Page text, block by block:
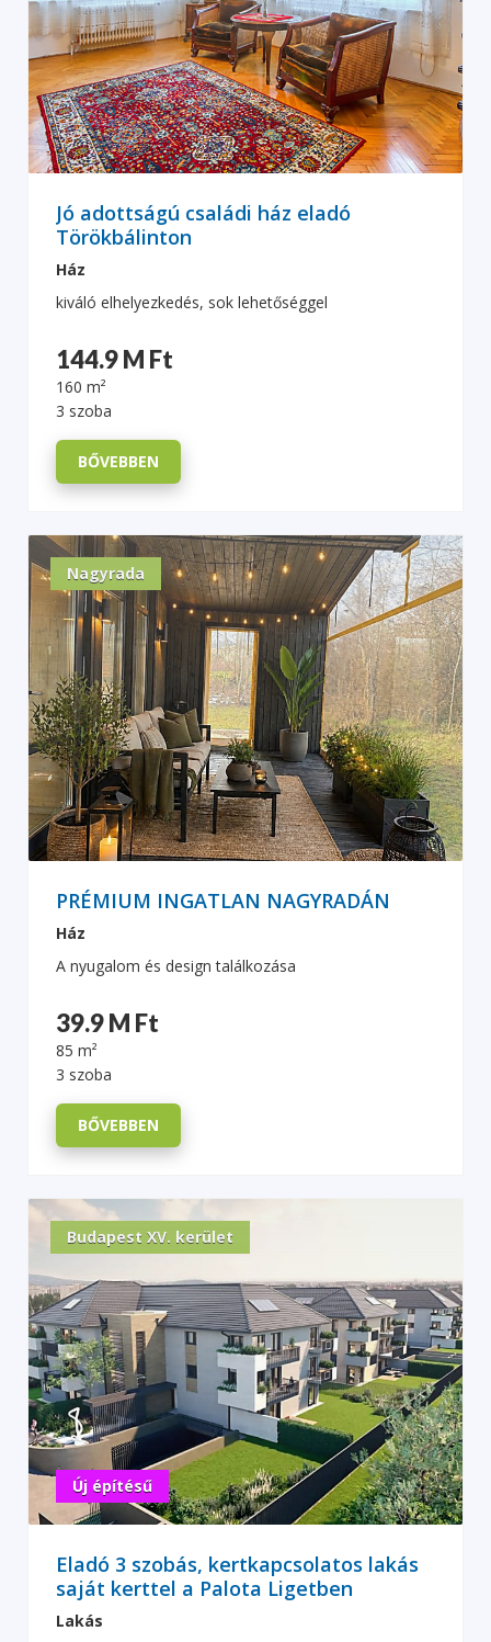
Jó adottságú családi ház eladó
Törökbálinton
Ház
kiváló elhelyezkedés, sok lehetőséggel
144.9 M Ft
160 m²
3 szoba
BŐVEBBEN
Nagyrada
PRÉMIUM INGATLAN NAGYRADÁN
Ház
A nyugalom és design találkozása
39.9 M Ft
85 m²
3 szoba
BŐVEBBEN
Budapest XV. kerület
Új építésű
Eladó 3 szobás, kertkapcsolatos lakás
saját kerttel a Palota Ligetben
Lakás